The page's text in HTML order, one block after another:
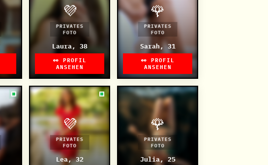
💜
PRIVATES
FOTO
Laura, 38
👀 PROFIL
ANSEHEN
🌹
PRIVATES
FOTO
Sarah, 31
👀 PROFIL
ANSEHEN
💜
PRIVATES
FOTO
Lea, 32
🌹
PRIVATES
FOTO
Julia, 25